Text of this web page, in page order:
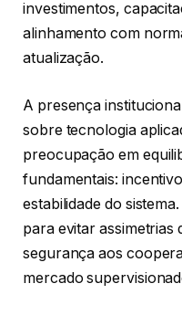
investimentos,
alinhamento com
atualização.
A presença
sobre tecnologia
preocupação em
fundamentais:
estabilidade do
para evitar
segurança aos
mercado